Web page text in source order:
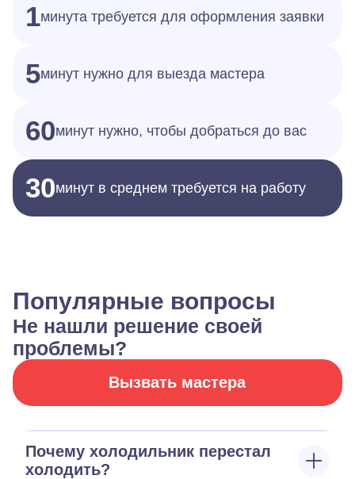
1минута требуется для оформления заявки
5минут нужно для выезда мастера
60минут нужно, чтобы добраться до вас
30минут в среднем требуется на работу
Популярные вопросы
Не нашли решение своей
проблемы?
Вызвать мастера
Почему холодильник перестал
холодить?